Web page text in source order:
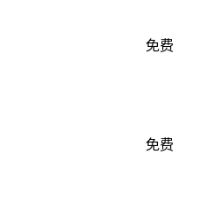
免费
免费